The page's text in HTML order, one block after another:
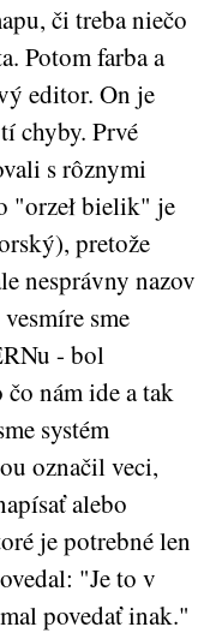
či treba niečo
Potom farba a
editor. On je
chyby. Prvé
s rôznymi
"orzeł bielik" je
pretože
nesprávny nazov
sme
- bol
nám ide a tak
systém
označil veci,
alebo
je potrebné len
"Je to v
povedať inak."